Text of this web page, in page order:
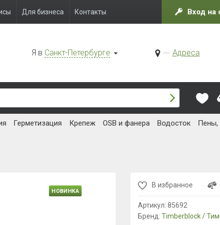
Для бизнеса Контакты Вход на
Я в Санкт-Петербурге Адреса
Герметизация Крепеж OSB и фанера Водосток Пены,
НОВИНКА
В избранное
Артикул: 85692
Бренд: Timberblock /